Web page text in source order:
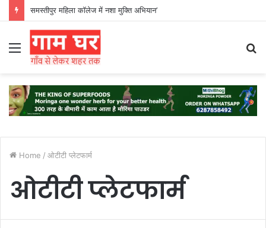
समस्तीपुर महिला कॉलेज में नशा मुक्ति अभियान’
Menu
Home / ओटीटी प्लेटफार्म
ओटीटी प्लेटफार्म